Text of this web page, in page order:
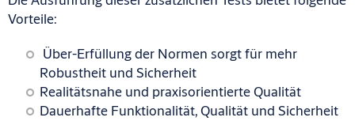
Vorteile:
Über-Erfüllung der Normen sorgt für mehr
Robustheit und Sicherheit
Realitätsnahe und praxisorientierte Qualität
Dauerhafte Funktionalität, Qualität und Sicherheit